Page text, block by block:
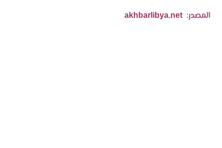
المصدر: akhbarlibya.net